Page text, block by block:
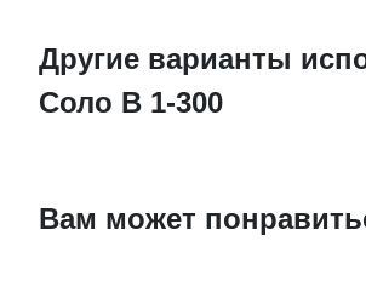
Другие варианты
Соло В 1-300
Вам может